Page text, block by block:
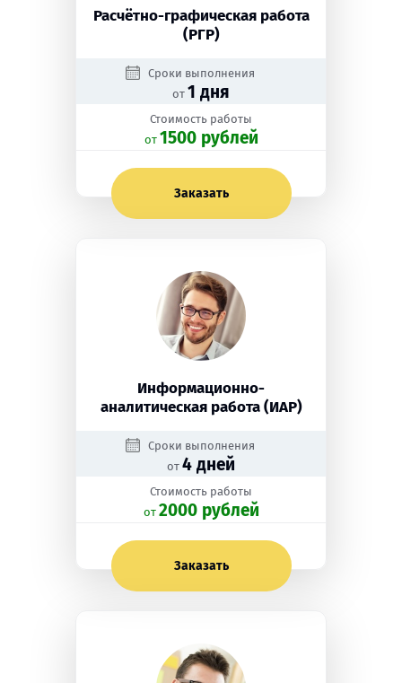
Расчётно-графическая работа
(РГР)
Сроки выполнения
от 1 дня
Стоимость работы
oт 1500 рублей
Заказать
Информационно-
аналитическая работа (ИАР)
Сроки выполнения
от 4 дней
Стоимость работы
oт 2000 рублей
Заказать